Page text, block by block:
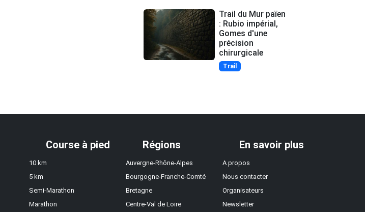
Trail du Mur païen
: Rubio impérial,
Gomes d'une
précision
chirurgicale
Trail
Course à pied
10 km
5 km
Semi-Marathon
Marathon
Régions
Auvergne-Rhône-Alpes
Bourgogne-Franche-Comté
Bretagne
Centre-Val de Loire
En savoir plus
A propos
Nous contacter
Organisateurs
Newsletter